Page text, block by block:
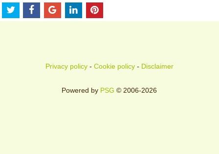
Privacy policy- Cookie policy- Disclaimer
Powered by PSG © 2006-2026